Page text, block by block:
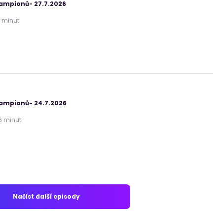
27.7.2026
minut
24.7.2026
minut
Načíst další episody